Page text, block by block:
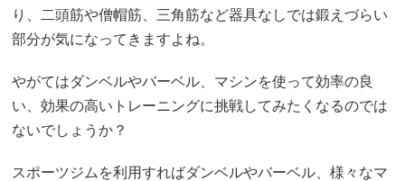
り、二頭筋や僧帽筋、三角筋など器具なしでは鍛えづらい
部分が気になってきますよね。
やがてはダンベルやバーベル、マシンを使って効率の良
い、効果の高いトレーニングに挑戦してみたくなるのでは
ないでしょうか？
スポーツジムを利用すればダンベルやバーベル、様々なマ